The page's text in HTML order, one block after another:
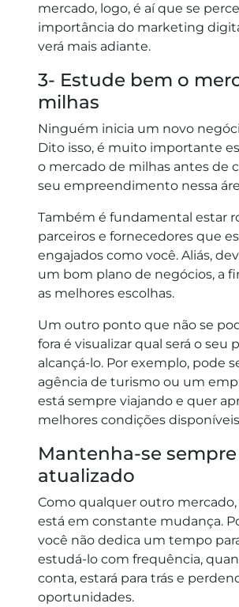
mercado, logo, é aí que se
importância do marketing
verá mais adiante.
3- Estude bem o
milhas
Ninguém inicia um novo
Dito isso, é muito importante
o mercado de milhas antes de
seu empreendimento nessa
Também é fundamental estar
parceiros e fornecedores que
engajados como você. Aliás,
um bom plano de negócios, a
as melhores escolhas.
Um outro ponto que não se
fora é visualizar qual será o seu
alcançá-lo. Por exemplo, pode
agência de turismo ou um
está sempre viajando e quer
melhores condições
Mantenha-se
atualizado
Como qualquer outro
está em constante mudança.
você não dedica um tempo
estudá-lo com frequência,
conta, estará para trás e
oportunidades.